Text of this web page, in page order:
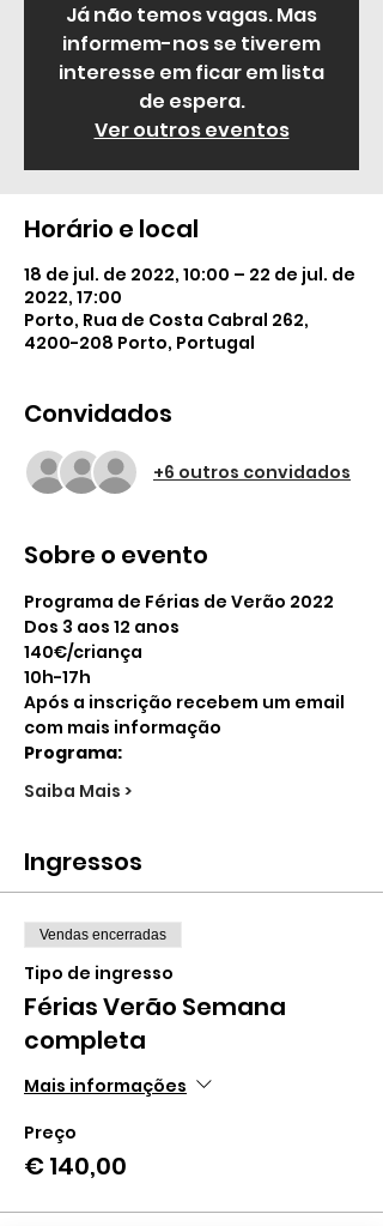
Já não temos vagas. Mas
informem-nos se tiverem
interesse em ficar em lista
de espera.
Ver outros eventos
Horário e local
18 de jul. de 2022, 10:00 – 22 de jul. de
2022, 17:00
Porto, Rua de Costa Cabral 262,
4200-208 Porto, Portugal
Convidados
+6 outros convidados
Sobre o evento
Programa de Férias de Verão 2022
Dos 3 aos 12 anos
140€/criança
10h-17h
Após a inscrição recebem um email
com mais informação
Programa:
Saiba Mais >
Ingressos
Vendas encerradas
Tipo de ingresso
Férias Verão Semana
completa
Mais informações
Preço
€ 140,00